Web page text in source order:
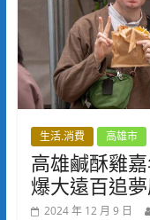
生活.消費 高雄市
高雄鹹酥雞
爆大遠百追
2024 年 12 月 9 日